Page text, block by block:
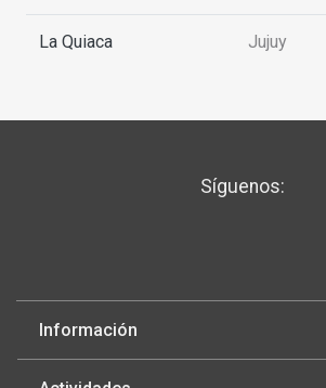
La Quiaca Jujuy
Síguenos:
Información